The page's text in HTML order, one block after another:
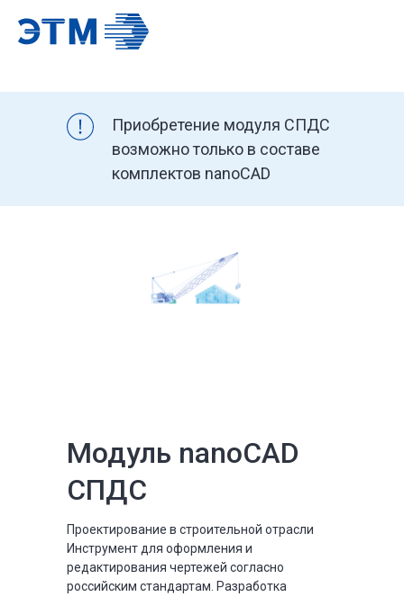
Приобретение модуля СПДС
возможно только в составе
комплектов nanoCAD
Модуль nanoCAD
СПДС
Проектирование в строительной отрасли
Инструмент для оформления и
редактирования чертежей согласно
российским стандартам. Разработка